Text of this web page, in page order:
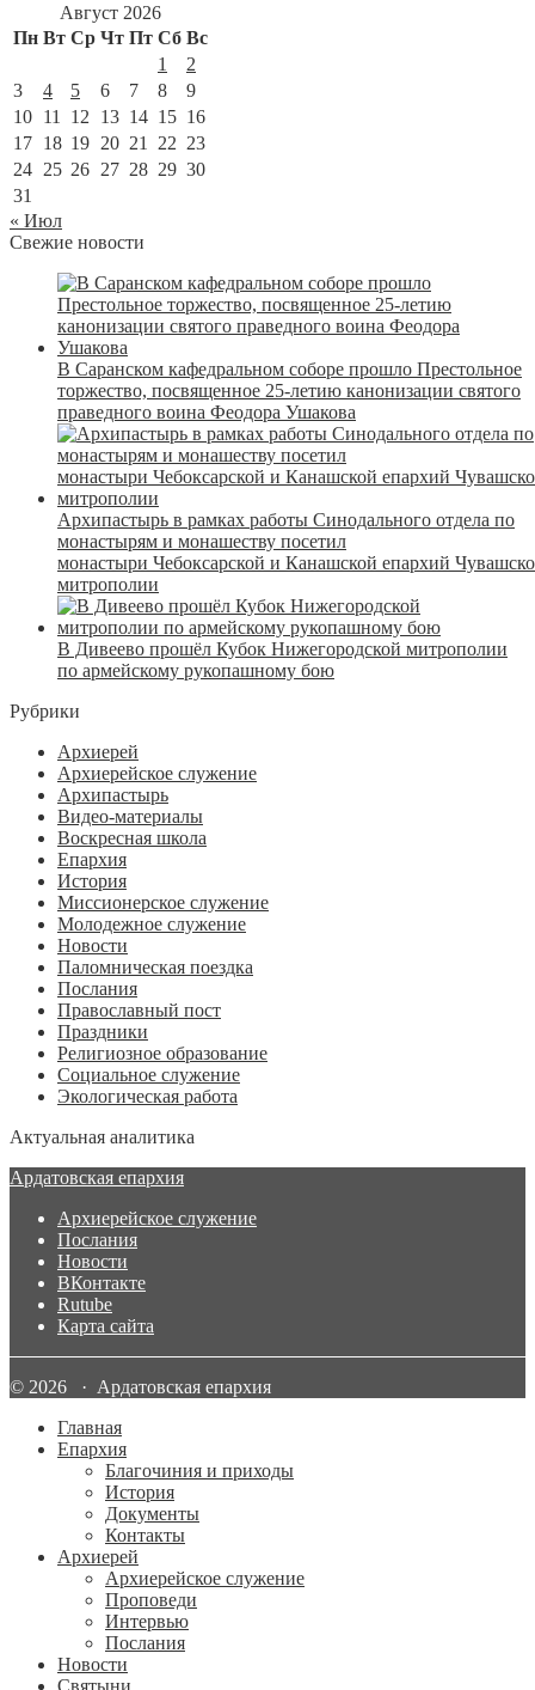
Август 2026
Пн Вт Ср Чт Пт Сб Вс
1
2
3
4 5 6 7 8
9
10 11 12 13 14 15 16
17 18 19 20 21 22 23
24 25 26 27 28 29 30
31
« Июл
Свежие новости
В Саранском кафедральном соборе прошло Престольное
торжество, посвященное 25-летию канонизации святого
праведного воина Феодора Ушакова
Архипастырь в рамках работы Синодального отдела по
монастырям и монашеству посетил
монастыри Чебоксарской и Канашской епархий
митрополии
В Дивеево прошёл Кубок Нижегородской митрополии
по армейскому рукопашному бою
Рубрики
Архиерей
Архиерейское служение
Архипастырь
Видео-материалы
Воскресная школа
Епархия
История
Миссионерское служение
Молодежное служение
Новости
Паломническая поездка
Послания
Православный пост
Праздники
Религиозное образование
Социальное служение
Экологическая работа
Актуальная аналитика
Ардатовская епархия
Архиерейское служение
Послания
Новости
ВКонтакте
Rutube
Карта сайта
© 2026 · Ардатовская епархия
Главная
Епархия
Благочиния и приходы
История
Документы
Контакты
Архиерей
Архиерейское служение
Проповеди
Интервью
Послания
Новости
Святыни